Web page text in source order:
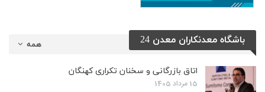
همه باشگاه معدنکاران معدن 24
اتاق بازرگانی و سخنان تکراری کهنگان
15 مرداد 1405